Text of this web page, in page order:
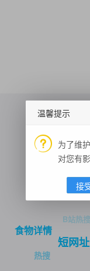
短网
食物详情
热搜
实况天
B站热搜
温馨提示
为了维
对您有
接